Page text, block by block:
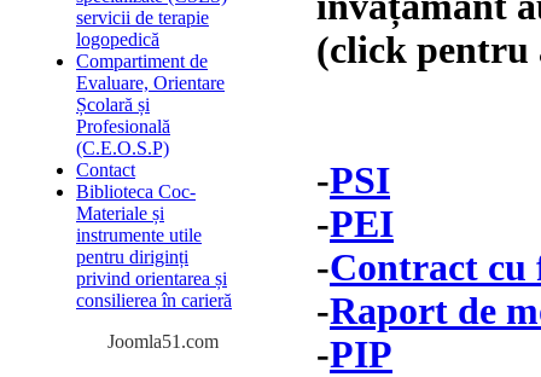
servicii de terapie
logopedică
Compartiment de
Evaluare, Orientare
Școlară și
Profesională
(C.E.O.S.P)
Contact
Biblioteca Coc-
Materiale și
instrumente utile
pentru diriginți
privind orientarea și
consilierea în carieră
(click pentru
-PSI
-PEI
-Contract cu
-Raport de
-PIP
Joomla51.com